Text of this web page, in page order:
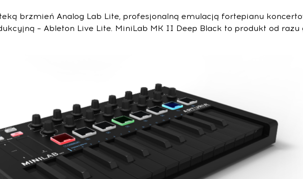
brzmień Analog Lab Lite, profesjonalną emulacją fortepianu
– Ableton Live Lite. MiniLab MK II Deep Black to produkt od razu